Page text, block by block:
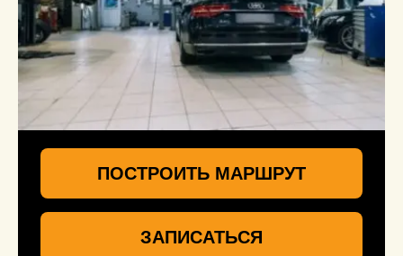
ПОСТРОИТЬ МАРШРУТ
ЗАПИСАТЬСЯ